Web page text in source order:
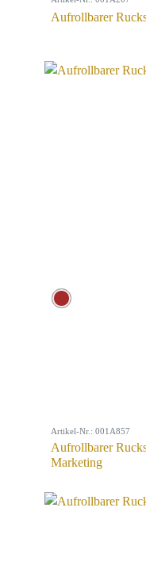
Aufrollbarer
Artikel-Nr.: 001A857
Aufrollbarer
Marketing